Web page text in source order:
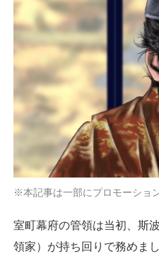
※本記事は一部にプロモーショ
室町幕府の管領は当初、斯
領家）が持ち回りで務めま